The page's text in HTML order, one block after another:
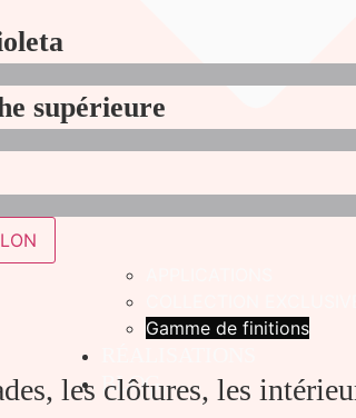
Gamme de finitions
BLOG
supérieure
les clôtures, les